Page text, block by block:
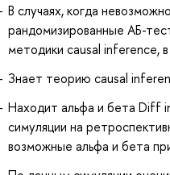
В случаях, когда
рандомизированные АБ-
методики causal inference,
Знает теорию causal
Находит альфа и бета Diff
симуляции на
возможные альфа и бета